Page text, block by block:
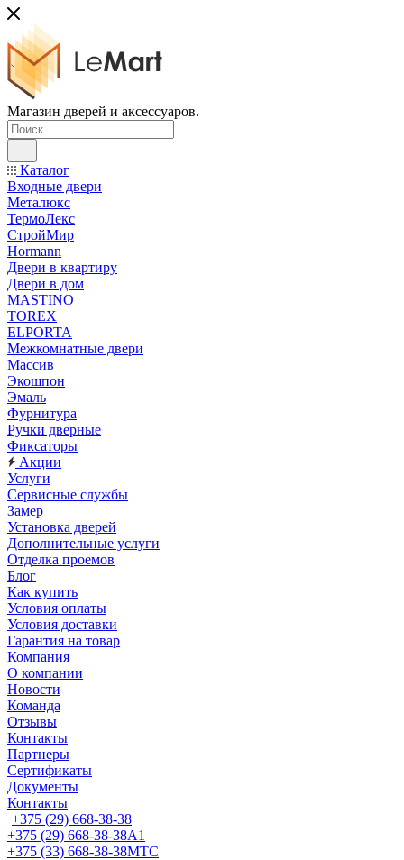
Магазин дверей и аксессуаров.
Каталог
Входные двери
Металюкс
ТермоЛекс
СтройМир
Hormann
Двери в квартиру
Двери в дом
MASTINO
TOREX
ELPORTA
Межкомнатные двери
Массив
Экошпон
Эмаль
Фурнитура
Ручки дверные
Фиксаторы
Акции
Услуги
Сервисные службы
Замер
Установка дверей
Дополнительные услуги
Отделка проемов
Блог
Как купить
Условия оплаты
Условия доставки
Гарантия на товар
Компания
О компании
Новости
Команда
Отзывы
Контакты
Партнеры
Сертификаты
Документы
Контакты
+375 (29) 668-38-38
+375 (29) 668-38-38A1
+375 (33) 668-38-38МТС